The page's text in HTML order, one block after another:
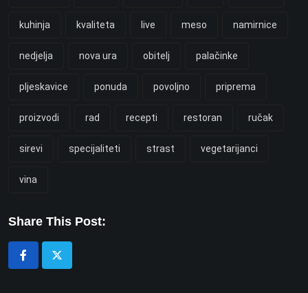
kuhinja kvaliteta live meso namirnice
nedjelja nova ura obitelj palačinke
pljeskavice ponuda povoljno priprema
proizvodi rad recepti restoran ručak
sirevi specijaliteti strast vegetarijanci
vina
Share This Post: